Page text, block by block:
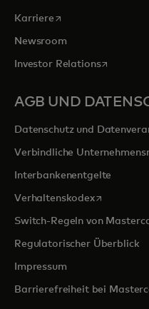
Karrierewird in einer neuen
Newsroom
Investor Relationswird in
AGB UND
Datenschutz und
Verbindliche
Interbankenentgelte
Verhaltenskodexwird in
Switch-Regeln von
Regulatorischer Überblick
Impressum
Barrierefreiheit bei